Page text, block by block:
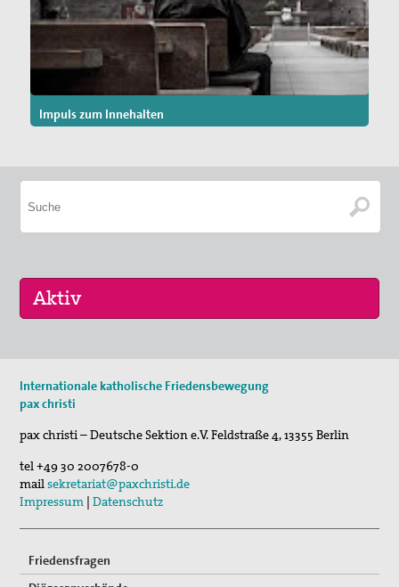
Impuls zum Innehalten
„Menschen der Gewaltfreiheit – erinnert in Ze…
Roter Faden Frieden-Generationsübergreifende …
Internationale katholische Friedensbewegung
pax christi
pax christi – Deutsche Sektion e.V.Feldstraße 4,13355 Berlin
tel+49 30 2007678-0
mailsekretariat@paxchristi.de
Impressum |Datenschutz
Friedensfragen